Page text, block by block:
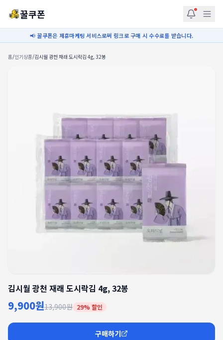
꿀쿠폰
📢 꿀쿠폰은 제휴마케팅 서비스로써 링크로 구매 시 수수료를 받습니다.
홈/인기상품/김시월 광천 재래 도시락김 4g, 32봉
김시월 광천 재래 도시락김 4g, 32봉
9,900원13,900원 29% 할인
구매하기